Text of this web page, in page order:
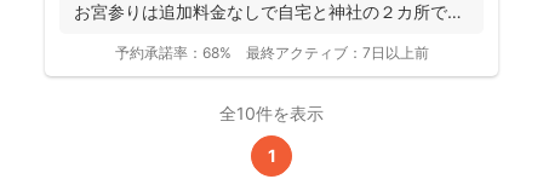
お宮参りは追加料金なしで自宅と神社の２カ所で撮
予約承諾率： 68% 最終アクティブ： 7日以上前
全10件を表示
1